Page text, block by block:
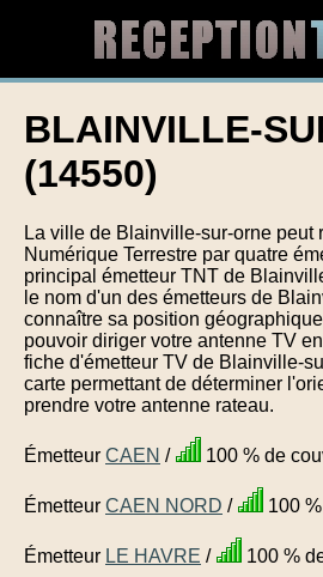
BLAINVILLE-
(14550)
La ville de Blainville-sur-orne peut
Numérique Terrestre par quatre
principal émetteur TNT de
le nom d'un des émetteurs de
connaître sa position
pouvoir diriger votre antenne TV
fiche d'émetteur TV de Blainville-
carte permettant de déterminer
prendre votre antenne rateau.
Émetteur CAEN / 100 % de
Émetteur CAEN NORD / 100
Émetteur LE HAVRE / 100 %